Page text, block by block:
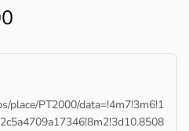
place/PT2000/data=!4m7!3m6!1